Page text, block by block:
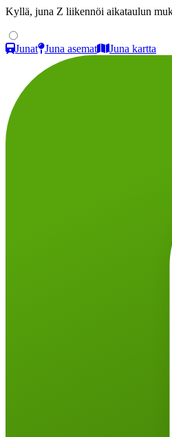
Kyllä, juna Z liikennöi aikataulun
Junat Juna asemat Juna kartta